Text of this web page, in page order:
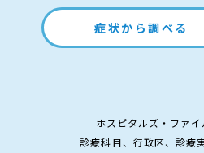
症状から調べる
ホスピタルズ・ファ
診療科目、行政区、診療